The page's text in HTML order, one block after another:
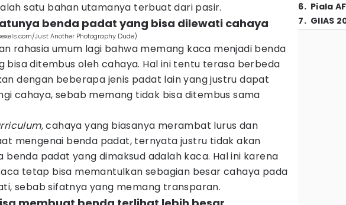
satu bahan utamanya terbuat dari pasir.
benda padat yang bisa dilewati cahaya
Just Another Photography Dude)
rahasia umum lagi bahwa memang kaca menjadi benda
bisa ditembus oleh cahaya. Hal ini tentu terasa berbeda
dengan beberapa jenis padat lain yang justru dapat
cahaya, sebab memang tidak bisa ditembus sama
cahaya yang biasanya merambat lurus dan
mengenai benda padat, ternyata justru tidak akan
benda padat yang dimaksud adalah kaca. Hal ini karena
tetap bisa memantulkan sebagian besar cahaya pada
sebab sifatnya yang memang transparan.
6. Piala
7. GIIAS